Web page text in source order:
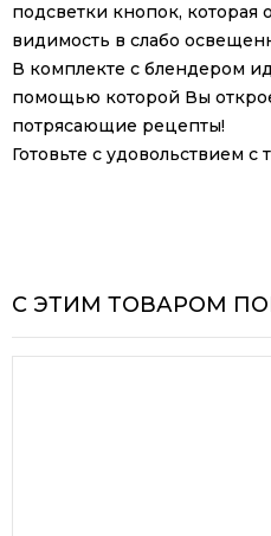
подсветки кнопок, которая
видимость в слабо
В комплекте с блендером
помощью которой Вы
потрясающие рецепты!
Готовьте с удовольствием с
С ЭТИМ ТОВАРОМ